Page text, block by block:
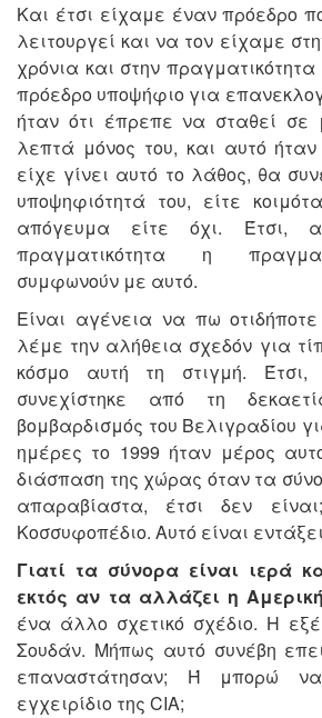
Και έτσι είχαμε έναν πρόεδρο
λειτουργεί και να τον είχαμε
χρόνια και στην
πρόεδρο υποψήφιο για
ήταν ότι έπρεπε να σταθεί σε
λεπτά μόνος του, και αυτό
είχε γίνει αυτό το λάθος, θα
υποψηφιότητά του, είτε
απόγευμα είτε όχι. Έτσι,
πραγματικότητα η
συμφωνούν με αυτό.
Είναι αγένεια να πω
λέμε την αλήθεια σχεδόν για
κόσμο αυτή τη στιγμή.
συνεχίστηκε από τη
βομβαρδισμός του Βελιγραδίου
ημέρες το 1999 ήταν μέρος
διάσπαση της χώρας όταν τα
απαραβίαστα, έτσι δεν
Κοσσυφοπέδιο. Αυτό είναι
Γιατί τα σύνορα είναι ιερά
εκτός αν τα αλλάζει η
ένα άλλο σχετικό σχέδιο. Η
Σουδάν. Μήπως αυτό συνέβη
επαναστάτησαν; Ή μπορώ
εγχειρίδιο της CIA;